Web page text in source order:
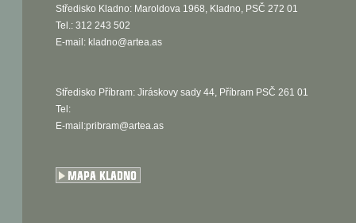
Středisko Kladno: Maroldova 1968, Kladno, PSČ 272 01
Tel.: 312 243 502
E-mail: kladno@artea.as
Středisko Příbram: Jiráskovy sady 44, Příbram PSČ 261 01
Tel:
E-mail:pribram@artea.as